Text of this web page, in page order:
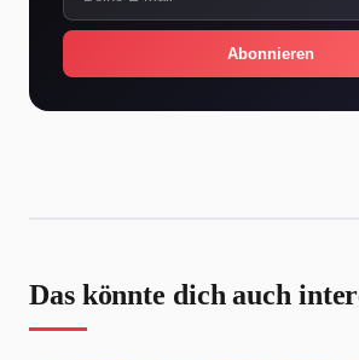
Abonnieren
Das könnte dich auch